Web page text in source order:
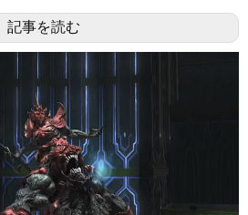
記事を読む